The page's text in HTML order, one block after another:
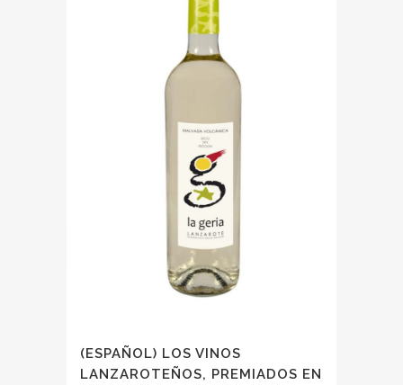
(ESPAÑOL) LOS VINOS
LANZAROTEÑOS, PREMIADOS EN